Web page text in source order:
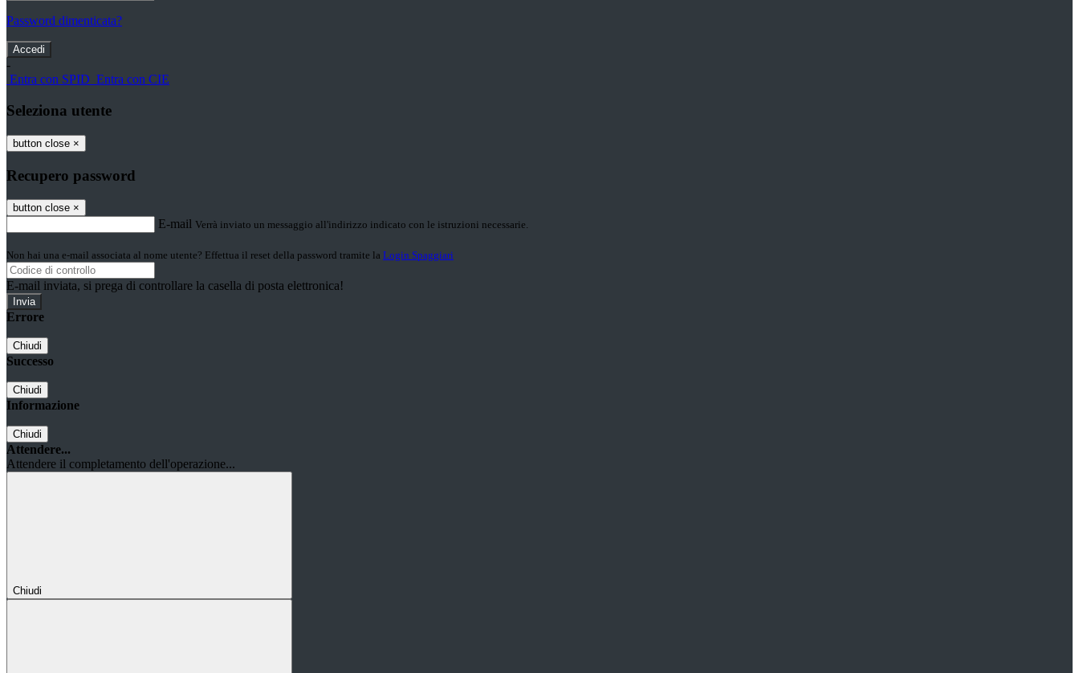
Password dimenticata?
-
Entra con SPID Entra con CIE
Seleziona utente
button close ×
Recupero password
button close ×
E-mail Verrà inviato un messaggio all'indirizzo indicato con le istruzioni necessarie.
Non hai una e-mail associata al nome utente? Effettua il reset della password tramite la Login Spaggiari
E-mail inviata, si prega di controllare la casella di posta elettronica!
Errore
Chiudi
Successo
Chiudi
Informazione
Chiudi
Attendere...
Attendere il completamento dell'operazione...
Chiudi